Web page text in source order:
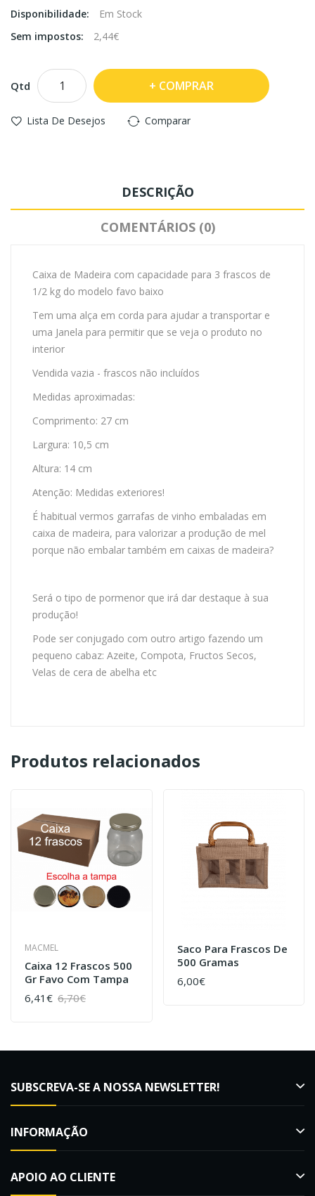
Disponibilidade:
Em Stock
Sem impostos:
2,44€
Qtd COMPRAR
Lista De Desejos Comparar
DESCRIÇÃO
COMENTÁRIOS (0)
Caixa de Madeira com capacidade para 3 frascos de
1/2 kg do modelo favo baixo
Tem uma alça em corda para ajudar a transportar e
uma Janela para permitir que se veja o produto no
interior
Vendida vazia - frascos não incluídos
Medidas aproximadas:
Comprimento: 27 cm
Largura: 10,5 cm
Altura: 14 cm
Atenção: Medidas exteriores!
É habitual vermos garrafas de vinho embaladas em
caixa de madeira, para valorizar a produção de mel
porque não embalar também em caixas de madeira?
Será o tipo de pormenor que irá dar destaque à sua
produção!
Pode ser conjugado com outro artigo fazendo um
pequeno cabaz: Azeite, Compota, Fructos Secos,
Velas de cera de abelha etc
Produtos relacionados
MACMEL
Caixa 12 Frascos 500
Gr Favo Com Tampa
6,41€ 6,70€
Saco Para Frascos De
500 Gramas
6,00€
SUBSCREVA-SE A NOSSA NEWSLETTER!
INFORMAÇÃO
APOIO AO CLIENTE